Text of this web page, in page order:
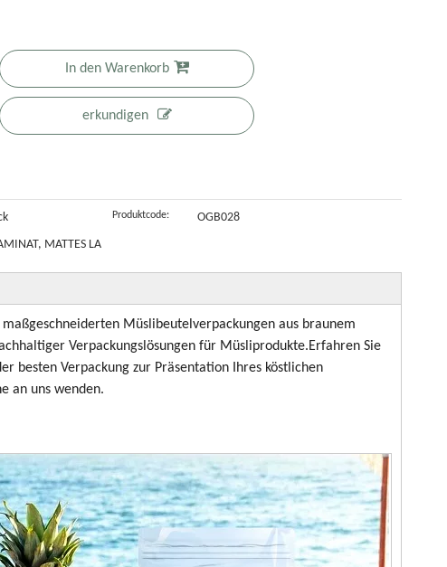
eutel
reduziertem
CO2-
Fußabdruck
In den Warenkorb
erkundigen
Produktcode: OGB028
MATTES LA
Müslibeutelverpackungen aus braunem
Verpackungslösungen für Müsliprodukte.Erfahren Sie
besten Verpackung zur Präsentation Ihres köstlichen
an uns wenden.